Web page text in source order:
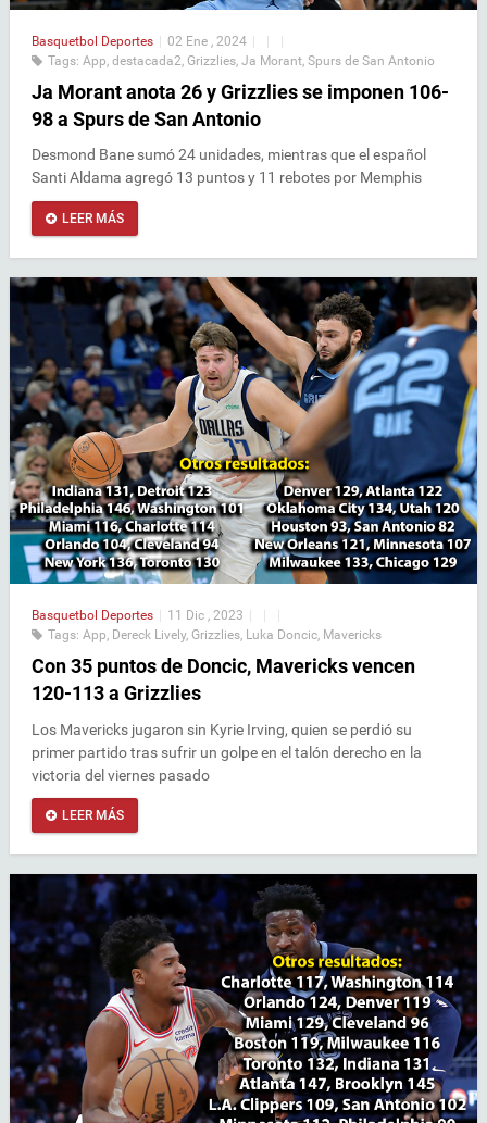
Basquetbol Deportes | 02 Ene , 2024 | |
|
Tags: App destacada2 Grizzlies Ja Morant Spurs de San Antonio
Ja Morant anota 26 y Grizzlies se imponen 106-
98 a Spurs de San Antonio
Desmond Bane sumó 24 unidades, mientras que el español
Santi Aldama agregó 13 puntos y 11 rebotes por Memphis
LEER MÁS
Basquetbol Deportes 11 Dic , 2023
Tags: App, Dereck Lively, Grizzlies, Luka Doncic, Mavericks
Con 35 puntos de Doncic, Mavericks vencen
120-113 a Grizzlies
Los Mavericks jugaron sin Kyrie Irving, quien se perdió su
primer partido tras sufrir un golpe en el talón derecho en la
victoria del viernes pasado
LEER MÁS